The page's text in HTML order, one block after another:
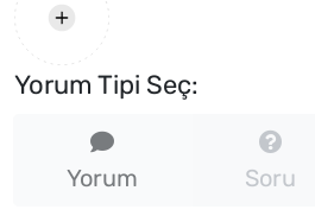
Yorum Tipi Seç:
Yorum Soru